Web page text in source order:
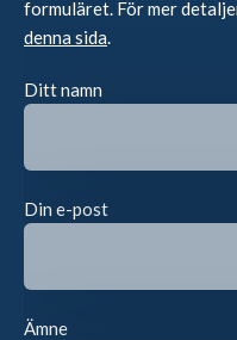
formuläret. För mer
denna sida.
Ditt namn
Din e-post
Ämne